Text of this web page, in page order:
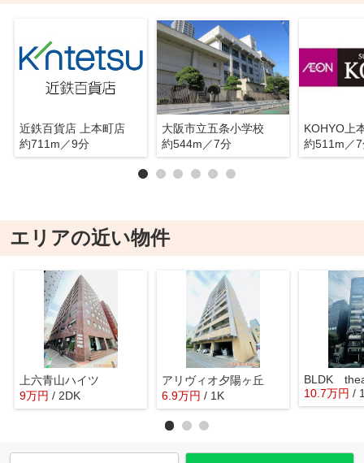
近鉄百貨店 上本町店
約711m／9分
大阪市立五条小学校
約544m／7分
KOHYO上
約511m／
エリアの近い物件
上六青山ハイツ
9万円 / 2DK
アリヴィオ夕陽ヶ丘
6.9万円 / 1K
BLDK
10.7万円 /